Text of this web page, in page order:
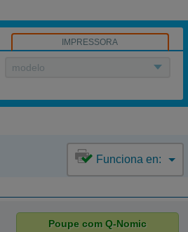
IMPRESSORA
modelo
Funciona en:
Poupe com Q-Nomic